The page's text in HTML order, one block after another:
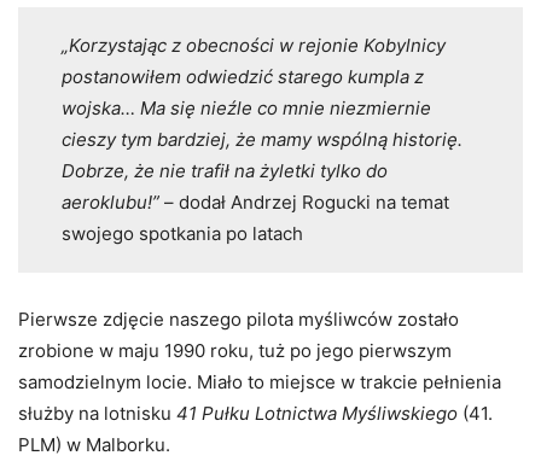
„Korzystając z obecności w rejonie Kobylnicy
postanowiłem odwiedzić starego kumpla z
wojska… Ma się nieźle co mnie niezmiernie
cieszy tym bardziej, że mamy wspólną historię.
Dobrze, że nie trafił na żyletki tylko do
aeroklubu!”– dodał Andrzej Rogucki na temat
swojego spotkania po latach
Pierwsze zdjęcie naszego pilota myśliwców zostało
zrobione w maju 1990 roku, tuż po jego pierwszym
samodzielnym locie. Miało to miejsce w trakcie pełnienia
służby na lotnisku 41 Pułku Lotnictwa Myśliwskiego (41.
PLM) w Malborku.